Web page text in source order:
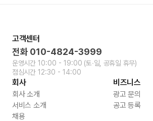
고객센터
전화 010-4824-3999
운영시간 10:00 - 19:00 (토∙일, 공휴일 휴무)
점심시간 12:30 - 14:00
회사
회사 소개
서비스 소개
채용
비즈니스
광고 문의
공고 등록